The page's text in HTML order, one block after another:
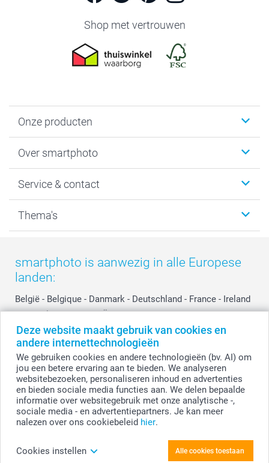
Deze website maakt gebruik van cookies en
andere internettechnologieën
We gebruiken cookies en andere technologieën (bv. AI) om
jou een betere ervaring aan te bieden. We analyseren
websitebezoeken, personaliseren inhoud en advertenties
en bieden sociale media functies aan. We delen bepaalde
informatie over websitegebruik met onze analytische -,
sociale media - en advertentiepartners. Je kan meer
nalezen over ons cookiebeleid hier.
Cookies instellen Alle cookies toestaan
Shop met vertrouwen
Onze producten
Fotoboeken
Fotocadeaus
Kaarten
Over smartphoto
Vacatures
Bestelproces
Privacy
Cookiebeleid
Reviews
Prijslijst
Investor Relations
Service & contact
Tevredenheidsgarantie
smartbonus
smartfriends
service@smartphoto.nl
Affiliate partnerprogramma
Partnerships
Influencer partnerprogramma
Thema's
Moederdag
Vaderdag
Huwelijk
smartphoto is aanwezig in alle Europese
landen:
België - Belgique - Danmark - Deutschland - France - Ireland
- Nederland - Norge - Österreich - Schweiz - Suisse -
Switzerland - Suomi - Sverige - United Kingdom -
Other Countries
Alle prijzen zijn in EURO (€) inclusief BTW en exclusief verzendkosten.